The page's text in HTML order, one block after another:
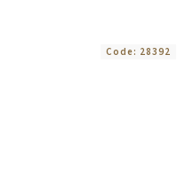
Code: 28392